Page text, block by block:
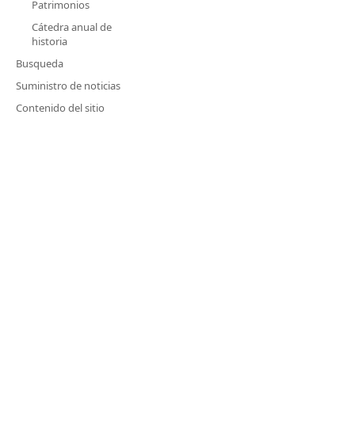
Patrimonios
Cátedra anual de
historia
Busqueda
Suministro de noticias
Contenido del sitio